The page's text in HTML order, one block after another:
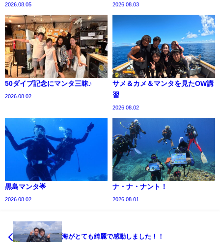
2026.08.05 2026.08.03
50ダイブ記念にマンタ三昧♪
2026.08.02
サメ＆カメ＆マンタを見たOW講
習
2026.08.02
黒島マンタ🌟
2026.08.02
ナ・ナ・ナント！
2026.08.01
海がとても綺麗で感動しました！！